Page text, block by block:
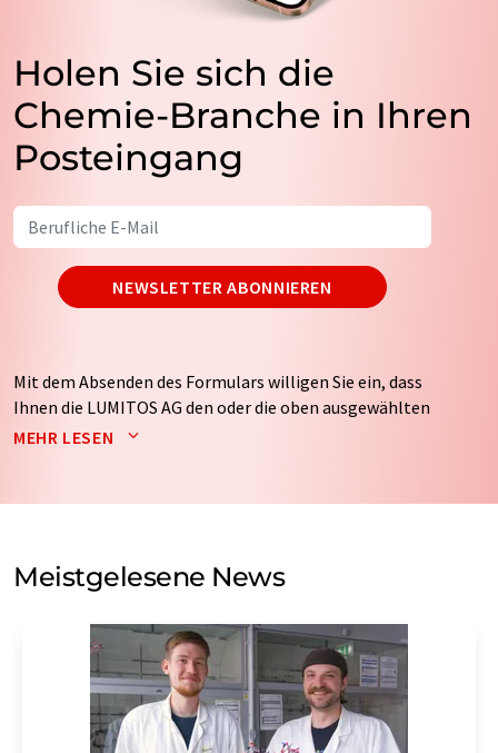
Holen Sie sich die
Chemie-Branche in Ihren
Posteingang
NEWSLETTER ABONNIEREN
Mit dem Absenden des Formulars willigen Sie ein, dass
Ihnen die LUMITOS AG den oder die oben ausgewählten
Newsletter per E-Mail zusendet. Ihre Daten werden
auf Basis unsererDatenschutzerklärung. LUMITOS darf
Meinungsforschung per E-Mail kontaktieren. Ihre
Einwilligung können Sie jederzeit ohne Angabe von
Str. 2, 12489 Berlin oder per E-Mail unter
widerruf@lumitos.commit Wirkung für die Zukunft
widerrufen. Zudem ist in jeder E-Mail ein Link zur
Abbestellung des entsprechenden Newsletters
enthalten.
MEHR LESEN
Meistgelesene News